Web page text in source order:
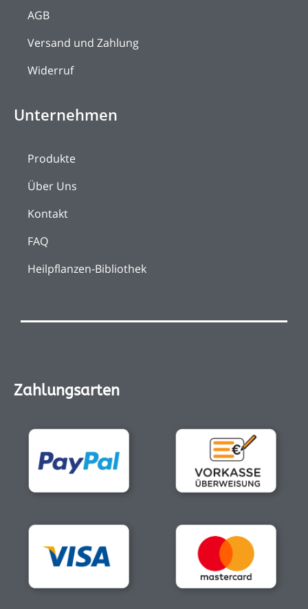
AGB
Versand und Zahlung
Widerruf
Unternehmen
Produkte
Über Uns
Kontakt
FAQ
Heilpflanzen-Bibliothek
Zahlungsarten